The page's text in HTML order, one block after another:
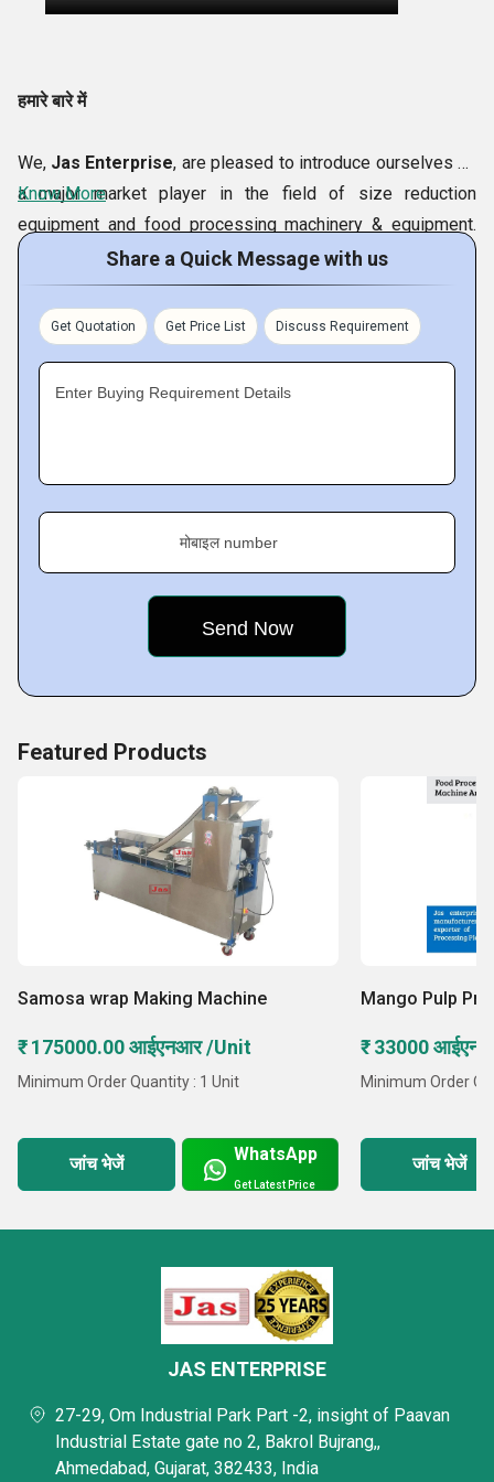
हमारे बारे में
We, Jas Enterprise, are pleased to introduce ourselves as
a major market player in the field of size reduction
equipment and food processing machinery & equipment.
Incepted in 1990, we use the latest technological
innovations to engineer and fabricate equipment like Chilli
Pounding Machine of various sizes ranging from laboratory
scale to heavy-duty industrial models for diverse
for making sure of substantive mechanical and operational
decreasing labor force, moreover retaining natural taste &
aroma and nutritional properties of produce, our
comprehensive models guarantee the robustness of
Know More
Share a Quick Message with us
Get Quotation Get Price List Discuss Requirement
Enter Buying Requirement Details
मोबाइल number
Featured Products
Samosa wrap Making Machine
₹ 175000.00 आईएनआर /Unit
Minimum Order Quantity : 1 Unit
जांच भेजें WhatsApp
Get Latest Price
Mango Pulp
₹ 33000
Minimum Order
जांच भेजें
JAS ENTERPRISE
27-29, Om Industrial Park Part -2, insight of Paavan
Industrial Estate gate no 2, Bakrol Bujrang,,
Ahmedabad, Gujarat, 382433, India